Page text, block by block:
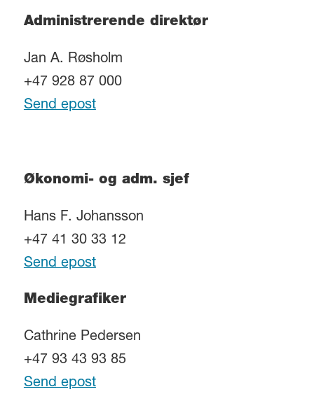
Administrerende direktør
Jan A. Røsholm
+47 928 87 000
Send epost
Økonomi- og adm. sjef
Hans F. Johansson
+47 41 30 33 12
Send epost
Mediegrafiker
Cathrine Pedersen
+47 93 43 93 85
Send epost